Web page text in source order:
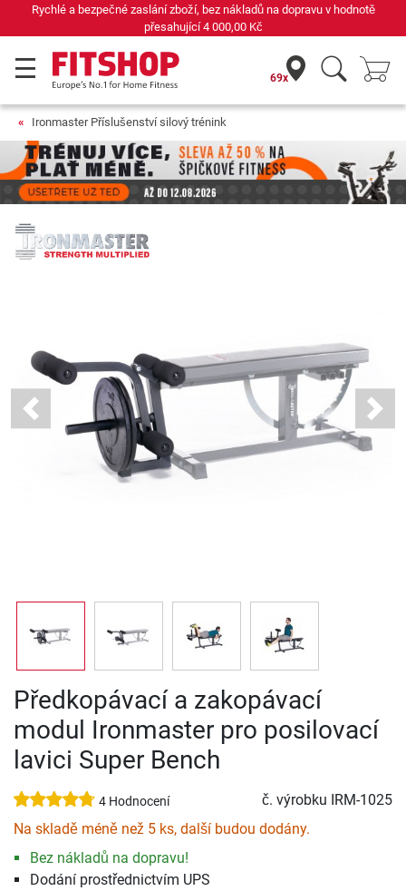
Rychlé a bezpečné zaslání zboží, bez nákladů na dopravu v hodnotě
přesahující4 000,00 Kč
69x
Ironmaster Příslušenství silový trénink
Previous Next
Předkopávací a zakopávací
modul Ironmaster pro posilovací
lavici Super Bench
4 Hodnocení č. výrobku IRM-1025
Na skladě méně než 5 ks, další budou dodány.
Bez nákladů na dopravu!
Dodání prostřednictvím UPS